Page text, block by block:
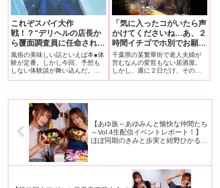
これぞスパイ大作
戦！？“デリヘルの店長か
ら覆面調査員に任命された
男！”今夜も何も知らない
風俗嬢がやって来る！
風俗の美味しい話といえば本●体
験が定番。しかし今回、予想も
しない体験談が舞い込んだ。風
俗の覆面調査って、怪しいけど
「気に入ったコがいたら声
かけてくださいね…あ、２
時間イチゴでホ別でお願い
しまぁす」【潜入ルポ】人
妻連れ出し居酒屋！普段は
普通の飲み屋なのに…毎週
月火は特別営業？
千葉県の某繁華街で老人夫婦が
営むなんの変哲もない居酒屋。
しかし、週に２日だけ、その居
酒屋が怪しい連れ出しスナック
【あゆ族～あゆみんと愉快な仲間たち
～Vol.4生配信イベントレポート！】
ほぼ同期のきみと歩実と紺野ひかるが
ど本音トーク！